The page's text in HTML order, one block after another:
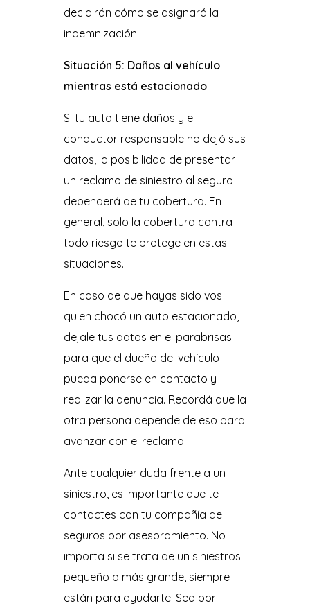
decidirán cómo se asignará la
indemnización.
Situación 5: Daños al vehículo
mientras está estacionado
Si tu auto tiene daños y el
conductor responsable no dejó sus
datos, la posibilidad de presentar
un reclamo de siniestro al seguro
dependerá de tu cobertura. En
general, solo la cobertura contra
todo riesgo te protege en estas
situaciones.
En caso de que hayas sido vos
quien chocó un auto estacionado,
dejale tus datos en el parabrisas
para que el dueño del vehículo
pueda ponerse en contacto y
realizar la denuncia. Recordá que la
otra persona depende de eso para
avanzar con el reclamo.
Ante cualquier duda frente a un
siniestro, es importante que te
contactes con tu compañía de
seguros por asesoramiento. No
importa si se trata de un siniestros
pequeño o más grande, siempre
están para ayudarte. Sea por